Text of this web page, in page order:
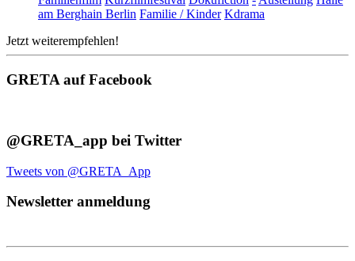
am Berghain Berlin Familie / Kinder Kdrama
Jetzt weiterempfehlen!
GRETA auf Facebook
@GRETA_app bei Twitter
Tweets von @GRETA_App
Newsletter anmeldung